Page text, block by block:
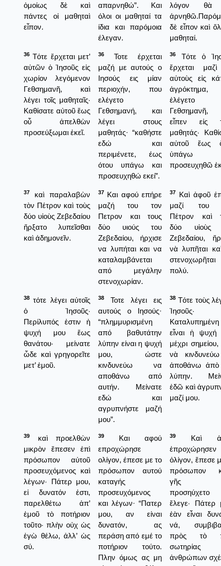
ὁμοίως δὲ καὶ
πάντες οἱ μαθηταὶ
εἶπον.
απαρνηθώ”. Και
όλοι οι μαθηταί τα
ίδια και παρόμοια
έλεγαν.
λόγον θὰ
δὲ εἶπον καὶ
μαθηταί.
36 Τότε ἔρχεται μετ’
αὐτῶν ὁ Ἰησοῦς εἰς
χωρίον λεγόμενον
Γεθσημανῆ, καὶ
λέγει τοῖς μαθηταῖς·
Καθίσατε αὐτοῦ ἕως
οὗ ἀπελθὼν
προσεύξωμαι ἐκεῖ.
36
Τοτε έρχεται
μαζή με αυτούς ο
Ιησούς εις μίαν
περιοχήν, που
ελέγετο
Γεθσημανή, και
λέγει στους
μαθητάς· “καθήστε
εδώ και
περιμένετε, έως
ότου υπάγω και
προσευχηθώ εκεί”.
36
Τότε ὁ
ἔρχεται
αὐτοὺς εἰς
ἀγρόκτημα,
ἐλέγετο
Γεθσημανῆ,
εἶπεν εἰς
μαθητάς·
αὐτοῦ ἕως
ὑπάγω
προσευχηθῶ
37
καὶ παραλαβὼν
τὸν Πέτρον καὶ τοὺς
δύο υἱοὺς Ζεβεδαίου
ἤρξατο λυπεῖσθαι
καὶ ἀδημονεῖν.
37 Και αφού επήρε
μαζή του τον
Πετρον και τους
δύο υιούς του
Ζεβεδαίου, ήρχισε
να λυπήται και να
καταλαμβάνεται
από μεγάλην
στενοχωρίαν.
37
Καὶ ἀφοῦ
μαζί του
Πέτρον καὶ
δύο υἱοὺς
Ζεβεδαίου,
νὰ λυπῆται
στενοχωρῆται
πολύ.
38 τότε λέγει αὐτοῖς
ὁ Ἰησοῦς·
Περίλυπός ἐστιν ἡ
ψυχή μου ἕως
θανάτου· μείνατε
ὧδε καὶ γρηγορεῖτε
μετ’ ἐμοῦ.
38
Τοτε λέγει εις
αυτούς ο Ιησούς·
“πλημμυρισμένη
από βαθυτάτην
λύπην είναι η ψυχή
μου, ώστε
κινδυνεύω να
αποθάνω από
αυτήν. Μείνατε
εδώ και
αγρυπνήστε μαζή
μου”.
38 Τότε τοὺς
Ἰησοῦς·
Καταλυπημένη
εἶναι ἡ ψυχή
μέχρι
νὰ
ἀποθάνω ἀπὸ
λύπην.
ἐδῶ καὶ
μαζί μου.
39
καὶ προελθὼν
μικρὸν ἔπεσεν ἐπὶ
πρόσωπον αὐτοῦ
προσευχόμενος καὶ
λέγων· Πάτερ μου,
εἰ δυνατόν ἐστι,
παρελθέτω ἀπ’
ἐμοῦ τὸ ποτήριον
τοῦτο· πλὴν οὐχ ὡς
ἐγὼ θέλω, ἀλλ’ ὡς
σύ.
39
Και αφού
επροχώρησε
ολίγον, έπεσε με το
πρόσωπον αυτού
καταγής
προσευχόμενος
και λέγων· “Πατερ
μου, αν είναι
δυνατόν, ας
περάση από εμέ το
ποτήριον τούτο.
Πλην όμως ας μη
39
Καὶ
ἐπροχώρησεν
ὀλίγον, ἔπεσε
πρόσωπον
γῆς
προσηύχετο
ἔλεγε· Πάτερ
ἐὰν εἶναι
νά,
πρὸς τὸ
σωτηρίας
ἀνθρώπων